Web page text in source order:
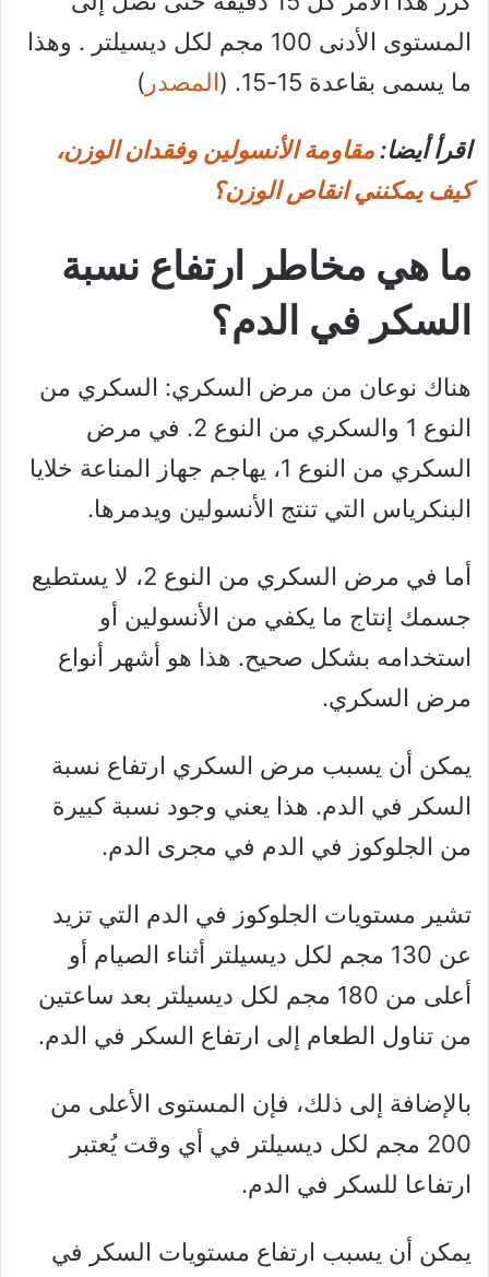
المستوى الأدنى 100 مجم لكل ديسيلتر . وهذا
ما يسمى بقاعدة 15-15. (
المصدر )
اقرأ أيضا:مقاومة الأنسولين وفقدان الوزن،
كيف يمكنني انقاص الوزن؟
ما هي مخاطر ارتفاع نسبة
السكر في الدم؟
هناك نوعان من مرض السكري: السكري من
النوع 1 والسكري من النوع 2. في مرض
السكري من النوع 1، يهاجم جهاز المناعة خلايا
البنكرياس التي تنتج الأنسولين ويدمرها.
أما في مرض السكري من النوع 2، لا يستطيع
جسمك إنتاج ما يكفي من الأنسولين أو
استخدامه بشكل صحيح. هذا هو أشهر أنواع
مرض السكري.
يمكن أن يسبب مرض السكري ارتفاع نسبة
السكر في الدم. هذا يعني وجود نسبة كبيرة
من الجلوكوز في الدم في مجرى الدم.
تشير مستويات الجلوكوز في الدم التي تزيد
عن 130 مجم لكل ديسيلتر أثناء الصيام أو
أعلى من 180 مجم لكل ديسيلتر بعد ساعتين
من تناول الطعام إلى ارتفاع السكر في الدم.
بالإضافة إلى ذلك، فإن المستوى الأعلى من
200 مجم لكل ديسيلتر في أي وقت يُعتبر
ارتفاعا للسكر في الدم.
يمكن أن يسبب ارتفاع مستويات السكر في